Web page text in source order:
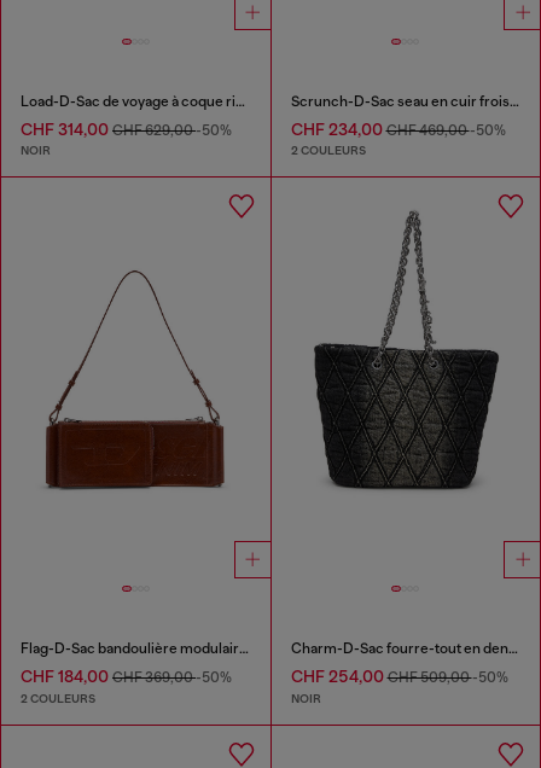
Load-D-Sac de voyage à coque rigide avec côtés logotés
CHF 314,00 CHF 629,00-50%
NOIR
Scrunch-D-Sac seau en cuir froissé et brillant
CHF 234,00CHF 469,00-50%
2 COULEURS
Flag-D-Sac bandoulière modulaire avec logo embossé
CHF 184,00 CHF 369,00-50%
2 COULEURS
Charm-D-Sac fourre-tout en denim matelassé
CHF 254,00CHF 509,00-50%
NOIR